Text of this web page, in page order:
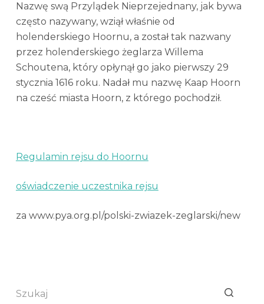
Nazwę swą Przylądek Nieprzejednany, jak bywa
często nazywany, wziął właśnie od
holenderskiego Hoornu, a został tak nazwany
przez holenderskiego żeglarza Willema
Schoutena, który opłynął go jako pierwszy 29
stycznia 1616 roku. Nadał mu nazwę Kaap Hoorn
na cześć miasta Hoorn, z którego pochodził.
Regulamin rejsu do Hoornu
oświadczenie uczestnika rejsu
za www.pya.org.pl/polski-zwiazek-zeglarski/new